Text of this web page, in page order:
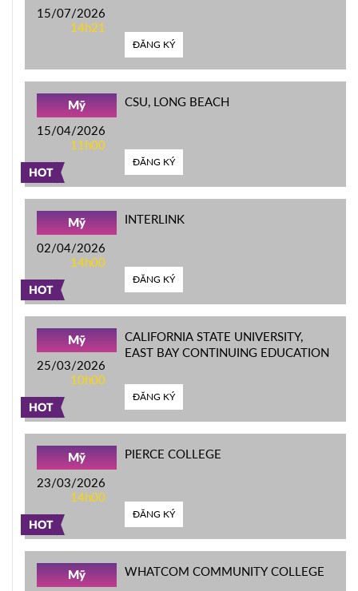
15/07/2026
14h21
ĐĂNG KÝ
HOT
Mỹ
15/04/2026
11h00
CSU, LONG BEACH
ĐĂNG KÝ
HOT
Mỹ
02/04/2026
14h00
INTERLINK
ĐĂNG KÝ
HOT
Mỹ
25/03/2026
10h00
CALIFORNIA STATE UNIVERSITY,
EAST BAY CONTINUING EDUCATION
ĐĂNG KÝ
HOT
Mỹ
23/03/2026
14h00
PIERCE COLLEGE
ĐĂNG KÝ
Mỹ WHATCOM COMMUNITY COLLEGE